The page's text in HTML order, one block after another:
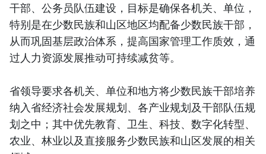
干部、公务员队伍建设，目标是确保各机关、单位，
特别是在少数民族和山区地区均配备少数民族干部，
从而巩固基层政治体系，提高国家管理工作质效，通
过人力资源发展推动可持续减贫等。
省领导要求各机关、单位和地方将少数民族干部培养
纳入省经济社会发展规划、各产业规划及干部队伍规
划之中；其中优先教育、卫生、科技、数字化转型、
农业、林业以及直接服务少数民族和山区发展的相关